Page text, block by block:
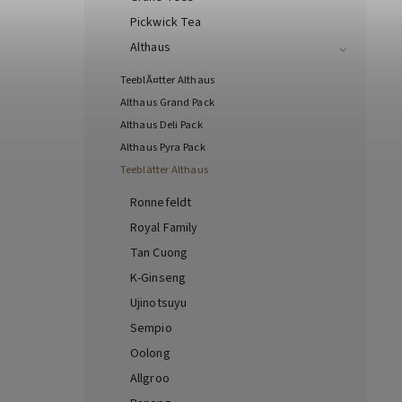
Pickwick Tea
Althaus
TeeblĂ¤tter Althaus
Althaus Grand Pack
Althaus Deli Pack
Althaus Pyra Pack
Teeblätter Althaus
Ronnefeldt
Royal Family
Tan Cuong
K-Ginseng
Ujinotsuyu
Sempio
Oolong
Allgroo